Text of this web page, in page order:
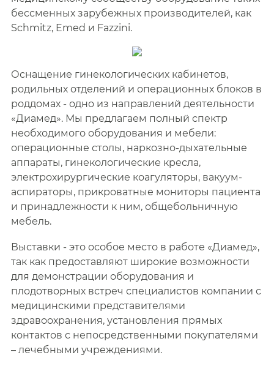
бессменных зарубежных производителей, как
Schmitz, Emed и Fazzini.
Оснащение гинекологических кабинетов,
родильных отделений и операционных блоков в
роддомах - одно из направлений деятельности
«Диамед». Мы предлагаем полный спектр
необходимого оборудования и мебели:
операционные столы, наркозно-дыхательные
аппараты, гинекологические кресла,
электрохирургические коагуляторы, вакуум-
аспираторы, прикроватные мониторы пациента
и принадлежности к ним, общебольничную
мебель.
Выставки - это особое место в работе «Диамед»,
так как предоставляют широкие возможности
для демонстрации оборудования и
плодотворных встреч специалистов компании с
медицинскими представителями
здравоохранения, установления прямых
контактов с непосредственными покупателями
– лечебными учреждениями.